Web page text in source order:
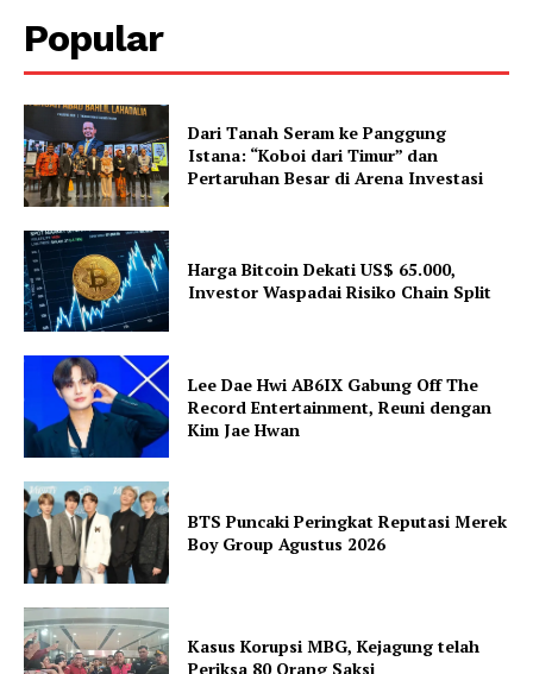
Popular
Dari Tanah Seram ke Panggung
Istana: “Koboi dari Timur” dan
Pertaruhan Besar di Arena Investasi
Harga Bitcoin Dekati US$ 65.000,
Investor Waspadai Risiko Chain Split
Lee Dae Hwi AB6IX Gabung Off The
Record Entertainment, Reuni dengan
Kim Jae Hwan
BTS Puncaki Peringkat Reputasi Merek
Boy Group Agustus 2026
Kasus Korupsi MBG, Kejagung telah
Periksa 80 Orang Saksi